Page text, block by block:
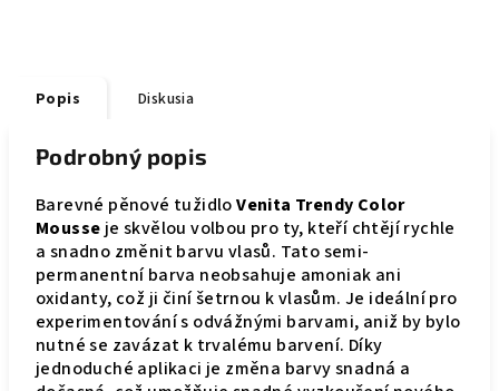
Popis Diskusia
Podrobný popis
Barevné pěnové tužidloVenita Trendy Color
Mousse je skvělou volbou pro ty, kteří chtějí rychle
a snadno změnit barvu vlasů. Tato semi-
permanentní barva neobsahuje amoniak ani
oxidanty, což ji činí šetrnou k vlasům. Je ideální pro
experimentování s odvážnými barvami, aniž by bylo
nutné se zavázat k trvalému barvení. Díky
jednoduché aplikaci je změna barvy snadná a